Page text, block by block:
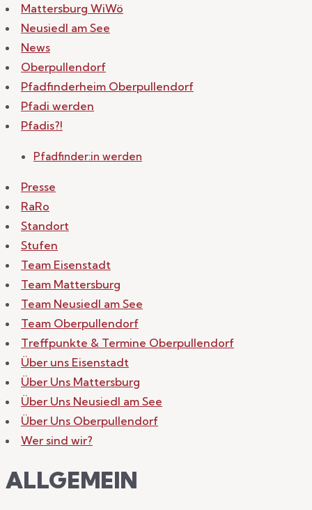
Mattersburg WiWö
Neusiedl am See
News
Oberpullendorf
Pfadfinderheim Oberpullendorf
Pfadi werden
Pfadis?!
Pfadfinder:in werden
Presse
RaRo
Standort
Stufen
Team Eisenstadt
Team Mattersburg
Team Neusiedl am See
Team Oberpullendorf
Treffpunkte & Termine Oberpullendorf
Über uns Eisenstadt
Über Uns Mattersburg
Über Uns Neusiedl am See
Über Uns Oberpullendorf
Wer sind wir?
ALLGEMEIN